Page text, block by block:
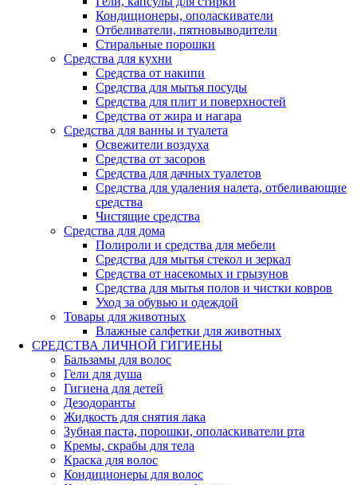
Кондиционеры, ополаскиватели
Отбеливатели, пятновыводители
Стиральные порошки
Средства для кухни
Средства от накипи
Средства для мытья посуды
Средства для плит и поверхностей
Средства от жира и нагара
Средства для ванны и туалета
Освежители воздуха
Средства от засоров
Средства для дачных туалетов
Средства для удаления налета, отбеливающие
средства
Чистящие средства
Средства для дома
Полироли и средства для мебели
Средства для мытья стекол и зеркал
Средства от насекомых и грызунов
Средства для мытья полов и чистки ковров
Уход за обувью и одеждой
Товары для животных
Влажные салфетки для животных
СРЕДСТВА ЛИЧНОЙ ГИГИЕНЫ
Бальзамы для волос
Гели для душа
Гигиена для детей
Дезодоранты
Жидкость для снятия лака
Зубная паста, порошки, ополаскиватели рта
Кремы, скрабы для тела
Краска для волос
Кондиционеры для волос